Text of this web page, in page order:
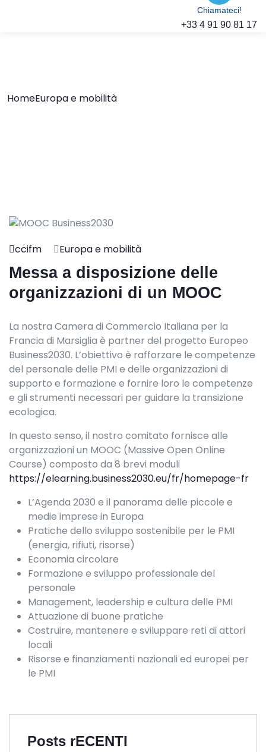
Chiamateci!
+33 4 91 90 81 17
HomeEuropa e mobilità
ccifm Europa e mobilità
Messa a disposizione delle
organizzazioni di un MOOC
La nostra Camera di Commercio Italiana per la
Francia di Marsiglia è partner del progetto Europeo
Business2030. L’obiettivo è rafforzare le competenze
del personale delle PMI e delle organizzazioni di
supporto e formazione e fornire loro le competenze
e gli strumenti necessari per guidare la transizione
ecologica.
In questo senso, il nostro comitato fornisce alle
organizzazioni un MOOC (Massive Open Online
Course) composto da 8 brevi moduli
https://elearning.business2030.eu/fr/homepage-fr
L’Agenda 2030 e il panorama delle piccole e
medie imprese in Europa
Pratiche dello sviluppo sostenibile per le PMI
(energia, rifiuti, risorse)
Economia circolare
Formazione e sviluppo professionale del
personale
Management, leadership e cultura delle PMI
Attuazione di buone pratiche
Costruire, mantenere e sviluppare reti di attori
locali
Risorse e finanziamenti nazionali ed europei per
le PMI
Posts rECENTI